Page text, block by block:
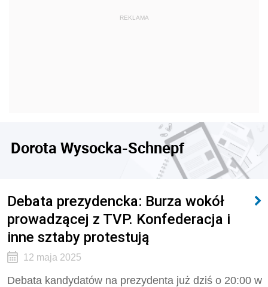
Dorota Wysocka-Schnepf
Debata prezydencka: Burza wokół
prowadzącej z TVP. Konfederacja i
inne sztaby protestują
12 maja 2025
Debata kandydatów na prezydenta już dziś o 20:00 w